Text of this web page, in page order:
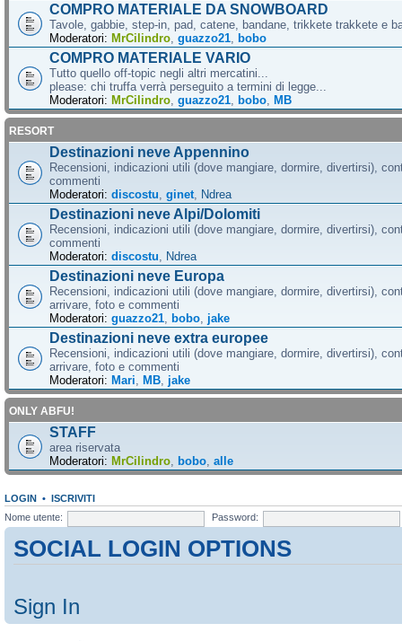
COMPRO MATERIALE DA SNOWBOARD
Tavole, gabbie, step-in, pad, catene, bandane, trikkete trakkete e
Moderatori: MrCilindro guazzo21 bobo
COMPRO MATERIALE VARIO
Tutto quello off-topic negli altri mercatini...
please: chi truffa verrà perseguito a termini di legge...
Moderatori: MrCilindro guazzo21 bobo MB
RESORT
Destinazioni neve Appennino
Recensioni, indicazioni utili (dove mangiare, dormire, divertirsi),
commenti
Moderatori: discostu ginet Ndrea
Destinazioni neve Alpi/Dolomiti
Recensioni, indicazioni utili (dove mangiare, dormire, divertirsi),
commenti
Moderatori: discostu Ndrea
Destinazioni neve Europa
Recensioni, indicazioni utili (dove mangiare, dormire, divertirsi),
arrivare, foto e commenti
Moderatori: guazzo21 bobo jake
Destinazioni neve extra europee
Recensioni, indicazioni utili (dove mangiare, dormire, divertirsi),
arrivare, foto e commenti
Moderatori: Mari MB jake
ONLY ABFU!
STAFF
area riservata
Moderatori: MrCilindro bobo alle
LOGIN • ISCRIVITI
Nome utente:
Password:
SOCIAL LOGIN OPTIONS
Sign In